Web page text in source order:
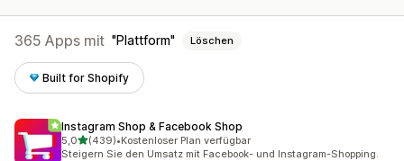
365 Apps mit Plattform Löschen
Built for Shopify
Instagram Shop & Facebook Shop
5,0von 5 Sternen
(439)
439 Rezensionen insgesamt
•Kostenloser Plan verfügbar
Steigern Sie den Umsatz mit Facebook- und Instagram-Shopping.